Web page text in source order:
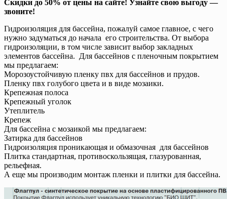
Скидки до 50% от цены на сайте! Узнайте свою выгоду —
звоните!
Гидроизоляция для бассейна, пожалуй самое главное, с чего
нужно задуматься до начала его строительства. От выбора
гидроизоляции, в том числе зависит выбор закладных
элементов бассейна. Для бассейнов с пленочным покрытием
мы предлагаем:
Морозоустойчивую пленку пвх для бассейнов и прудов.
Пленку пвх голубого цвета и в виде мозаики.
Крепежная полоса
Крепежный уголок
Утеплитель
Крепеж
Для бассейна с мозаикой мы предлагаем:
Затирка для бассейнов
Гидроизоляция проникающая и обмазочная для бассейнов
Плитка стандартная, противоскользящая, глазурованная,
рельефная.
А еще мы производим монтаж пленки и плитки для бассейна.